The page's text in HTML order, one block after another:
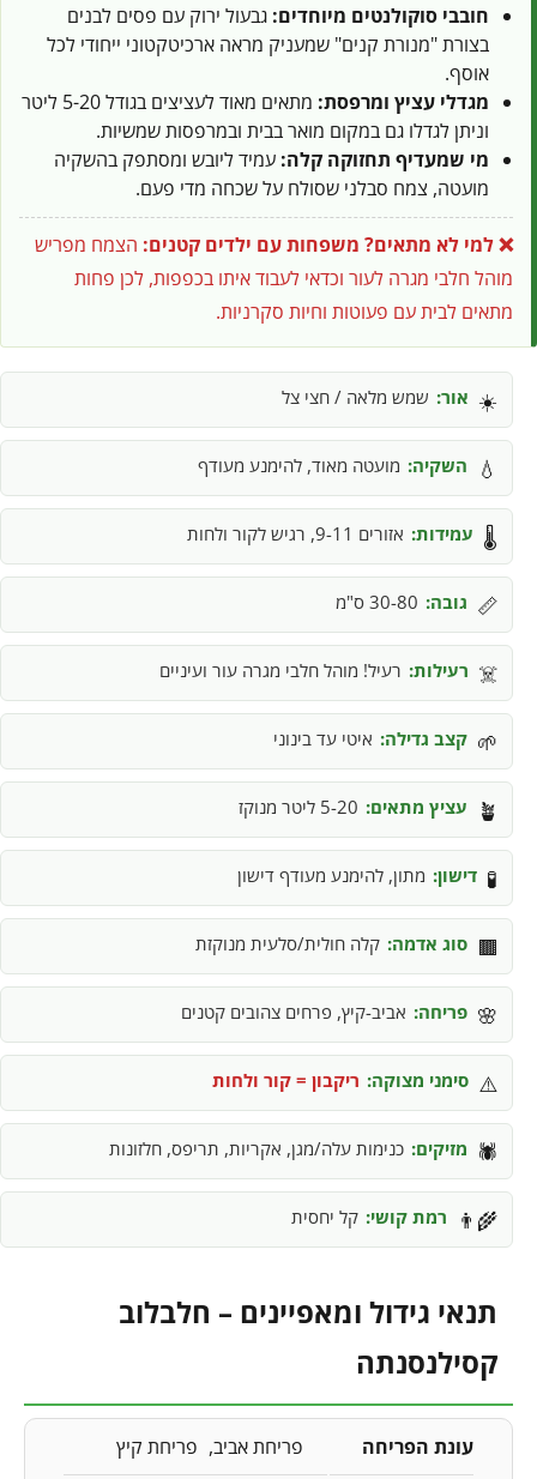
חובבי סוקולנטים מיוחדים: גבעול ירוק עם פסים לבנים
בצורת "מנורת קנים" שמעניק מראה ארכיטקטוני ייחודי לכל
אוסף.
מגדלי עציץ ומרפסת:
מתאים מאוד לעציצים בגודל 5-20 ליטר
וניתן לגדלו גם במקום מואר בבית ובמרפסות שמשיות.
מי שמעדיף תחזוקה קלה: עמיד ליובש ומסתפק בהשקיה
מועטה, צמח סבלני שסולח על שכחה מדי פעם.
❌ למי לא מתאים? משפחות עם ילדים קטנים: הצמח מפריש
מוהל חלבי מגרה לעור וכדאי לעבוד איתו בכפפות, לכן פחות
מתאים לבית עם פעוטות וחיות סקרניות.
☀️ אור: שמש מלאה / חצי צל
💧 השקיה: מועטה מאוד, להימנע מעודף
🌡️ עמידות: אזורים 9-11, רגיש לקור ולחות
📏 גובה: 30-80 ס"מ
☠️ רעילות: רעיל! מוהל חלבי מגרה עור ועיניים
🌱 קצב גדילה: איטי עד בינוני
🪴 עציץ מתאים: 5-20 ליטר מנוקז
🧪 דישון: מתון, להימנע מעודף דישון
🟫 סוג אדמה: קלה חולית/סלעית מנוקזת
🌸 פריחה: אביב-קיץ, פרחים צהובים קטנים
⚠️ סימני מצוקה: ריקבון = קור ולחות
🕷️ מזיקים: כנימות עלה/מגן, אקריות, תריפס, חלזונות
👨‍🌾 רמת קושי: קל יחסית
תנאי גידול ומאפיינים – חלבלוב
קסילנסנתה
עונת הפריחה פריחת אביב פריחת קיץ